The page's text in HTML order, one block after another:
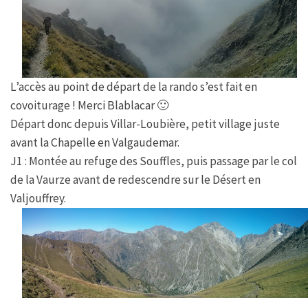
L’accès au point de départ de la rando s’est fait en
covoiturage ! Merci Blablacar 🙂
Départ donc depuis Villar-Loubière, petit village juste
avant la Chapelle en Valgaudemar.
J1 : Montée au refuge des Souffles, puis passage par le col
de la Vaurze avant de redescendre sur le Désert en
Valjouffrey.